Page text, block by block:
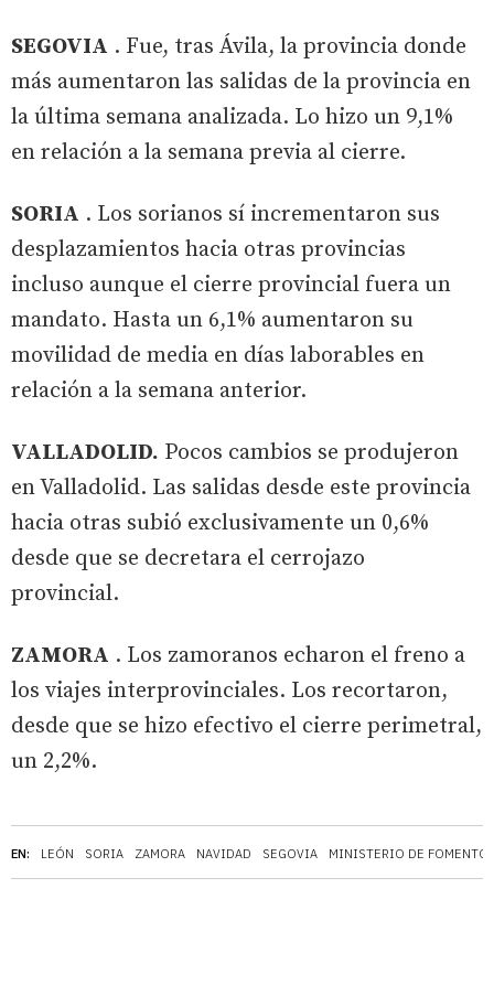
EN: LEÓN SORIA ZAMORA NAVIDAD SEGOVIA MINISTERIO DE FOMENTO
SEGOVIA . Fue, tras Ávila, la provincia donde
más aumentaron las salidas de la provincia en
la última semana analizada. Lo hizo un 9,1%
en relación a la semana previa al cierre.
SORIA . Los sorianos sí incrementaron sus
desplazamientos hacia otras provincias
incluso aunque el cierre provincial fuera un
mandato. Hasta un 6,1% aumentaron su
movilidad de media en días laborables en
relación a la semana anterior.
VALLADOLID. Pocos cambios se produjeron
en Valladolid. Las salidas desde este provincia
hacia otras subió exclusivamente un 0,6%
desde que se decretara el cerrojazo
provincial.
ZAMORA . Los zamoranos echaron el freno a
los viajes interprovinciales. Los recortaron,
desde que se hizo efectivo el cierre perimetral,
un 2,2%.